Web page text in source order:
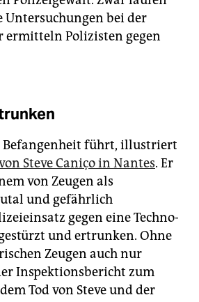
bei der
ermitteln Polizisten gegen
Befangenheit führt, illustriert
Steve Caniço in Nantes. Er
von Zeugen als
und gefährlich
gegen eine Techno-
und ertrunken. Ohne
Zeugen auch nur
Inspektionsbericht zum
Tod von Steve und der